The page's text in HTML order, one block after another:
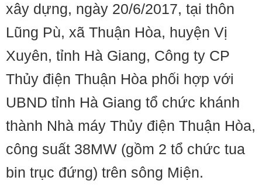
xây dựng, ngày 20/6/2017, tại thôn
Lũng Pù, xã Thuận Hòa, huyện Vị
Xuyên, tỉnh Hà Giang, Công ty CP
Thủy điện Thuận Hòa phối hợp với
UBND tỉnh Hà Giang tổ chức khánh
thành Nhà máy Thủy điện Thuận Hòa,
công suất 38MW (gồm 2 tổ chức tua
bin trục đứng) trên sông Miện.